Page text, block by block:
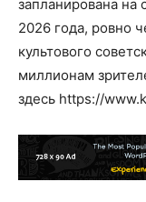
запланирована на
2026 года, ровно
культового
миллионам
здесь https://